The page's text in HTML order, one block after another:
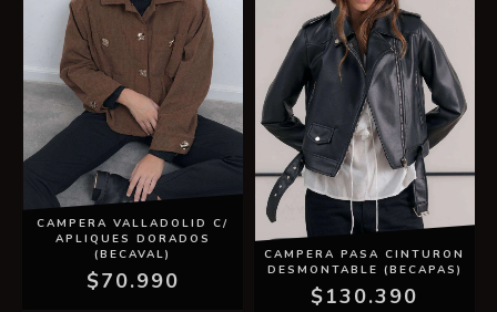
CAMPERA VALLADOLID C/
APLIQUES DORADOS
(BECAVAL)
$70.990
CAMPERA PASA CINTURON
DESMONTABLE (BECAPAS)
$130.390